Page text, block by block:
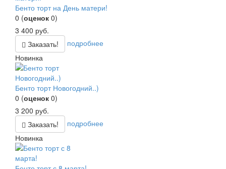
Бенто торт на День матери!
0 (оценок 0)
3 400 руб.
Заказать!
подробнее
Новинка
Бенто торт Новогодний..)
0 (оценок 0)
3 200 руб.
Заказать!
подробнее
Новинка